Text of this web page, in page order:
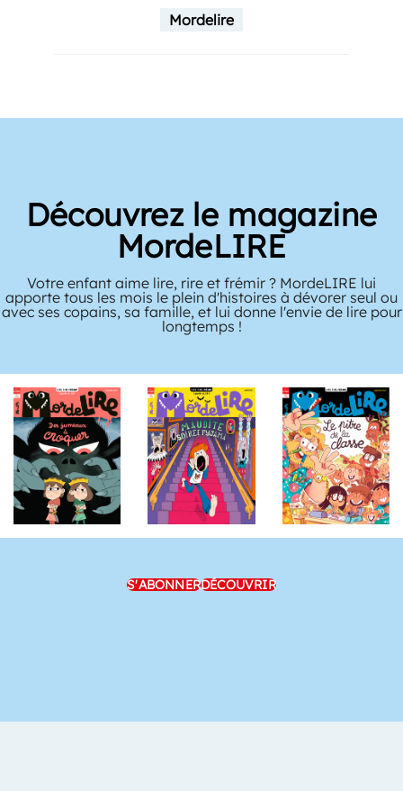
Mordelire
Découvrez le magazine
MordeLIRE
Votre enfant aime lire, rire et frémir ? MordeLIRE lui
apporte tous les mois le plein d'histoires à dévorer seul ou
avec ses copains, sa famille, et lui donne l'envie de lire pour
longtemps !
S'ABONNERDÉCOUVRIR